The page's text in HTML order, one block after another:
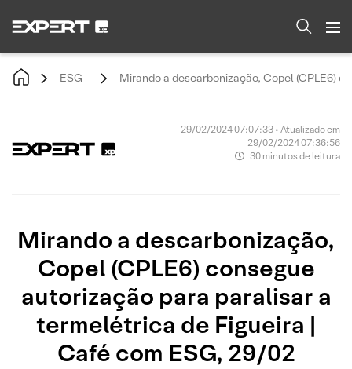
ESG Mirando a descarbonização, Copel (CPLE6)
29/02/2024 07:07:33 • Atualizado em
29/02/2024 07:36:56
30 minutos de leitura
Mirando a descarbonização,
Copel (CPLE6) consegue
autorização para paralisar a
termelétrica de Figueira |
Café com ESG, 29/02